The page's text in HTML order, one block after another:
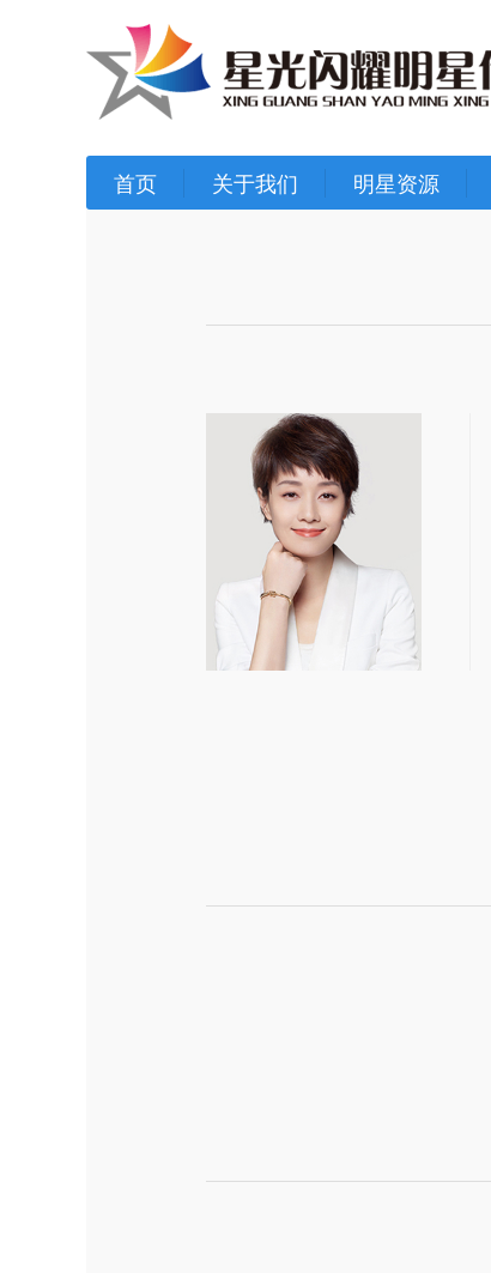
首页 关于我们 明星资源